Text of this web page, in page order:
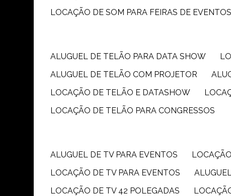
LOCAÇÃO DE SOM PARA FEIRAS DE EVENTOS
ALUGUEL DE TELÃO PARA DATA SHOW
ALUGUEL DE TELÃO COM PROJETOR
LOCAÇÃO DE TELÃO E DATASHOW
LOCAÇÃO DE TELÃO PARA CONGRESSOS
ALUGUEL DE TV PARA EVENTOS
LOCAÇÃO DE TV PARA EVENTOS
LOCAÇÃO DE TV 42 POLEGADAS